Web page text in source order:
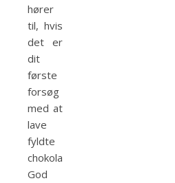
hører
til, hvis
det er
dit
første
forsøg
med at
lave
fyldte
chokolader.
God